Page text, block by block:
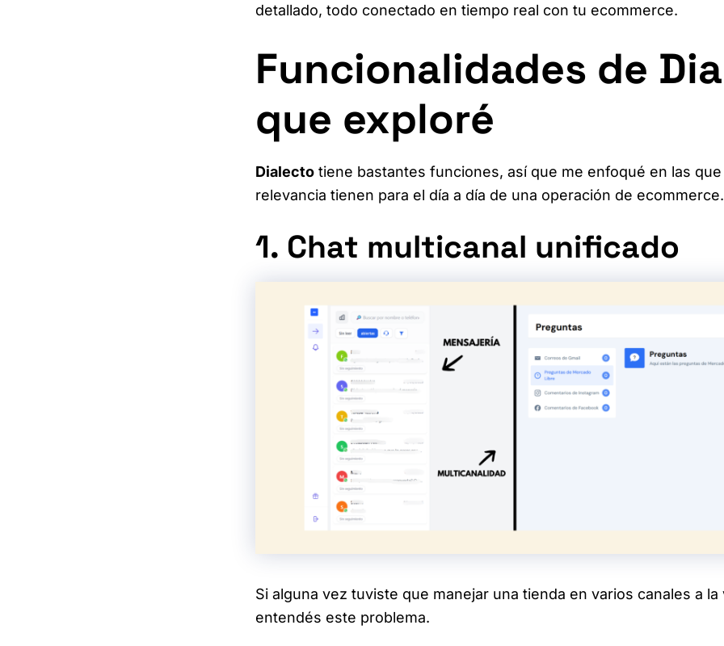
detallado, todo conectado en tiempo real con tu ecommerce.
Funcionalidades de
que exploré
Dialecto tiene bastantes funciones, así que me enfoqué en las que
relevancia tienen para el día a día de una operación de ecommerce.
1. Chat multicanal unificado
Si alguna vez tuviste que manejar una tienda en varios canales a
entendés este problema.